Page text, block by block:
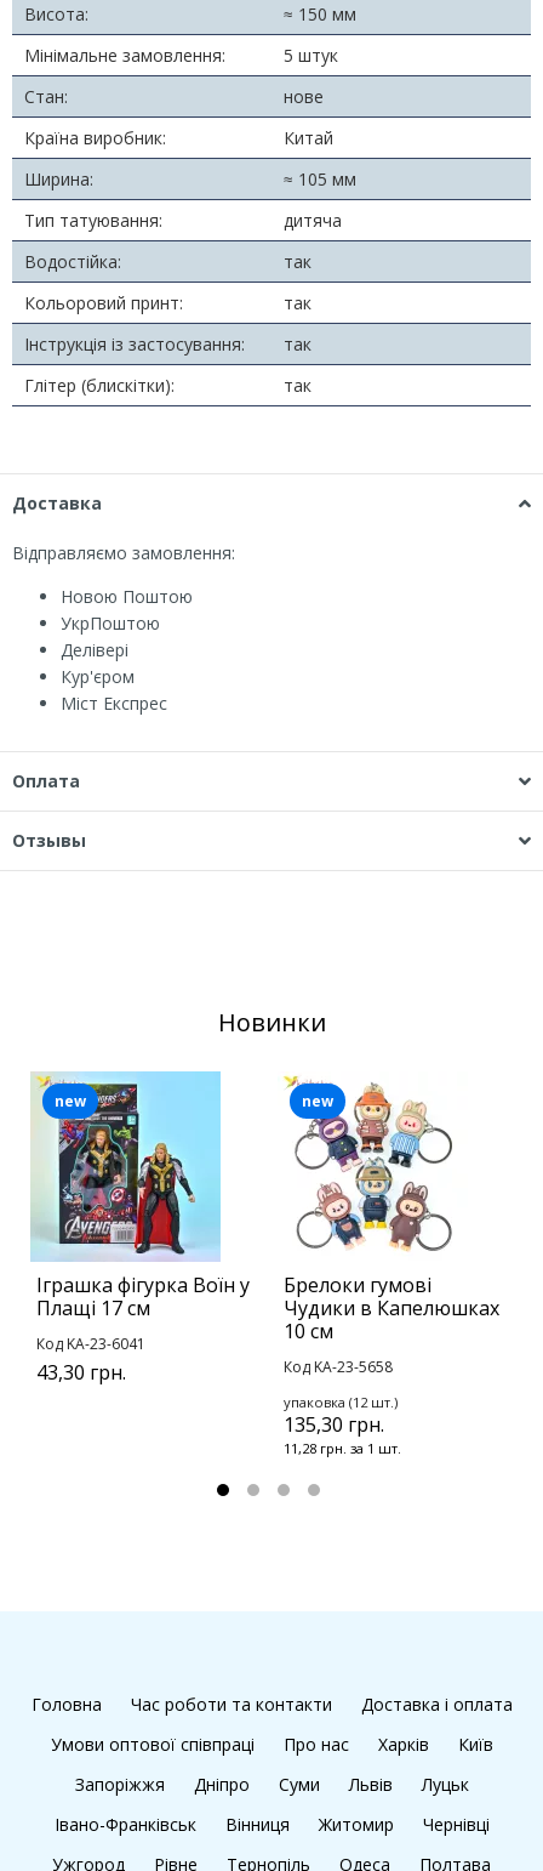
Висота:
≈ 150 мм
Мінімальне замовлення:
5 штук
Стан:
нове
Країна виробник:
Китай
Ширина:
≈ 105 мм
Тип татуювання:
дитяча
Водостійка:
так
Кольоровий принт:
так
Інструкція із застосування:
так
Глітер (блискітки):
так
Доставка
Відправляємо замовлення:
Новою Поштою
УкрПоштою
Делівері
Кур'єром
Міст Експрес
Оплата
Отзывы
Новинки
Іграшка фігурка Воїн у
Плащі 17 см
Код KA-23-6041
43,30 грн.
new
Брелоки гумові
Чудики в Капелюшках
10 см
Код KA-23-5658
упаковка (12 шт.)
135,30 грн.
11,28 грн. за 1 шт.
new
Головна Час роботи та контакти
Доставка і оплата
Умови оптової співпраці
Про нас Харків
Київ
Запоріжжя
Дніпро Суми Львів
Луцьк
Івано-Франківськ
Вінниця Житомир
Чернівці
Ужгород
Рівне Тернопіль Одеса Полтава